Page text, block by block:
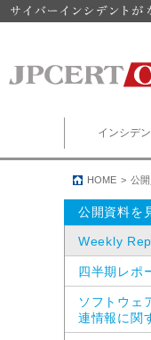
インシデ
HOME 公
公開資料を
Weekly
四半期レポ
ソフトウェ
連情報に関